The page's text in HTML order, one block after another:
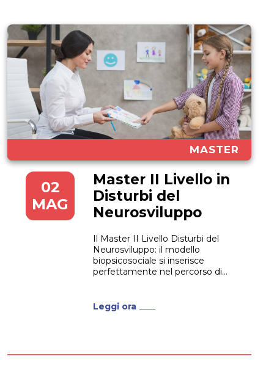
MASTER
02
MAG
Master II Livello in
Disturbi del
Neurosviluppo
Il Master II Livello Disturbi del
Neurosviluppo: il modello
biopsicosociale si inserisce
perfettamente nel percorso di
prestigiose università telematiche
Leggi ora